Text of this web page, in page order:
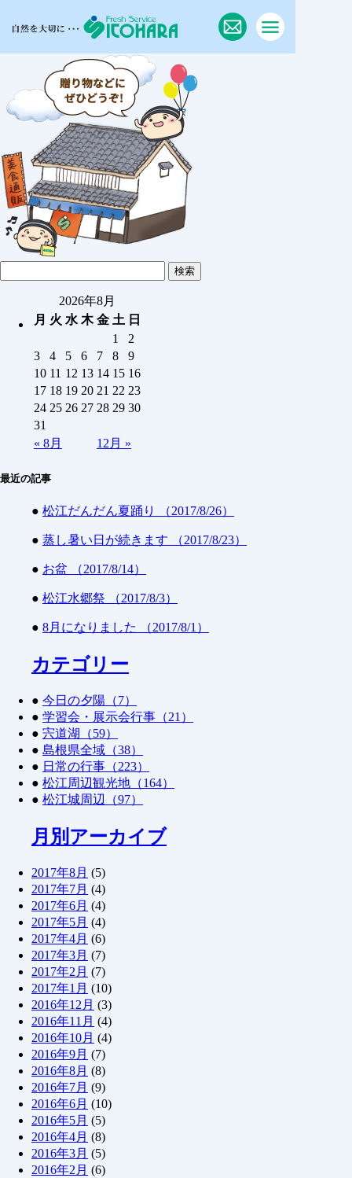
2026年8月
月 火 水 木 金 土 日
« 8月 12月 »
1
2
3
4 5 6 7 8
9
10 11 12 13 14 15 16
17 18 19 20 21 22 23
24 25 26 27 28 29 30
31
最近の記事
● 松江だんだん夏踊り （2017/8/26）
● 蒸し暑い日が続きます （2017/8/23）
● お盆 （2017/8/14）
● 松江水郷祭 （2017/8/3）
● 8月になりました （2017/8/1）
カテゴリー
● 今日の夕陽（7）
● 学習会・展示会行事（21）
● 宍道湖（59）
● 島根県全域（38）
● 日常の行事（223）
● 松江周辺観光地（164）
● 松江城周辺（97）
月別アーカイブ
2017年8月 (5)
2017年7月 (4)
2017年6月 (4)
2017年5月 (4)
2017年4月 (6)
2017年3月 (7)
2017年2月 (7)
2017年1月 (10)
2016年12月 (3)
2016年11月 (4)
2016年10月 (4)
2016年9月 (7)
2016年8月 (8)
2016年7月 (9)
2016年6月 (10)
2016年5月 (5)
2016年4月 (8)
2016年3月 (5)
2016年2月 (6)